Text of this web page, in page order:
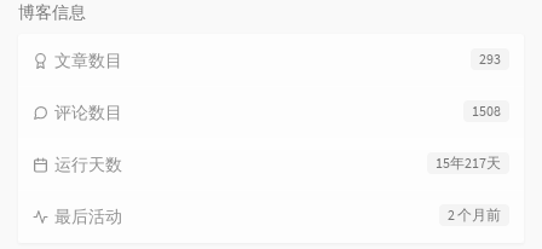
博客信息
293
文章数目
1508
评论数目
15年217天
运行天数
2 个月前
最后活动